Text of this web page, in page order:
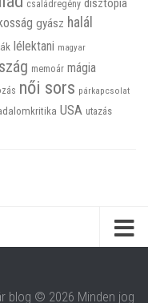
családregény disztópia
gyász halál
lélektani magyar
memoár mágia
női sors párkapcsolat
USA utazás
blog © 2026 Minden jog